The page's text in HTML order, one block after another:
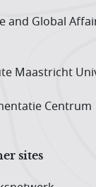
and Global
Maastricht
Centrum
sites